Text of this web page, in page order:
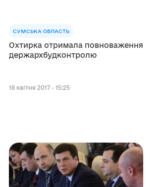
СУМСЬКА ОБЛАСТЬ
Охтирка отримала повноваження
держархбудконтролю
18 квітня 2017 - 15:25